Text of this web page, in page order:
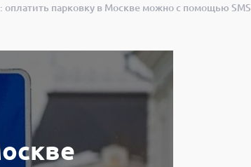
оплатить парковку в Москве можно с помощью SMS